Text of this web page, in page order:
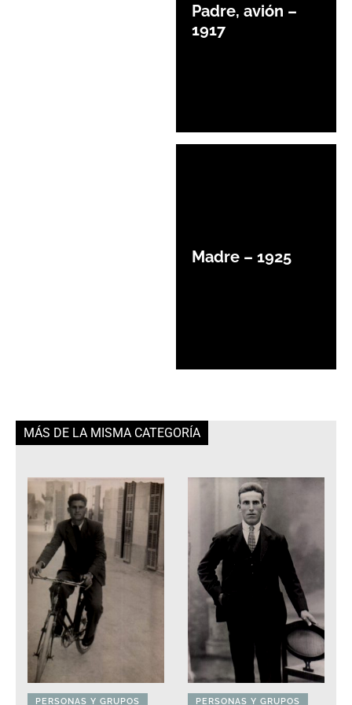
Padre, avión –
1917
Madre – 1925
MÁS DE LA MISMA CATEGORÍA
PERSONAS Y GRUPOS PERSONAS Y GRUPOS